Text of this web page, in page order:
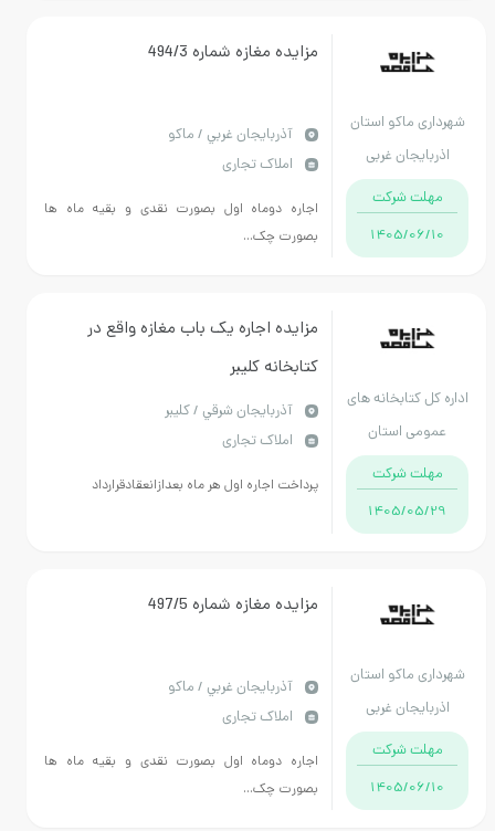
استان
غربی
مزایده مغازه شماره 494/3
آذربايجان غربي / ماکو
املاک تجاری
اجاره دوماه اول بصورت نقدی و بقیه ماه ها
بصورت چک...
های
شرقی
مزایده اجاره یک باب مغازه واقع در
کتابخانه کلیبر
آذربايجان شرقي / کلیبر
املاک تجاری
پرداخت اجاره اول هر ماه بعدازانعقادقرارداد
استان
غربی
مزایده مغازه شماره 497/5
آذربايجان غربي / ماکو
املاک تجاری
اجاره دوماه اول بصورت نقدی و بقیه ماه ها
بصورت چک...